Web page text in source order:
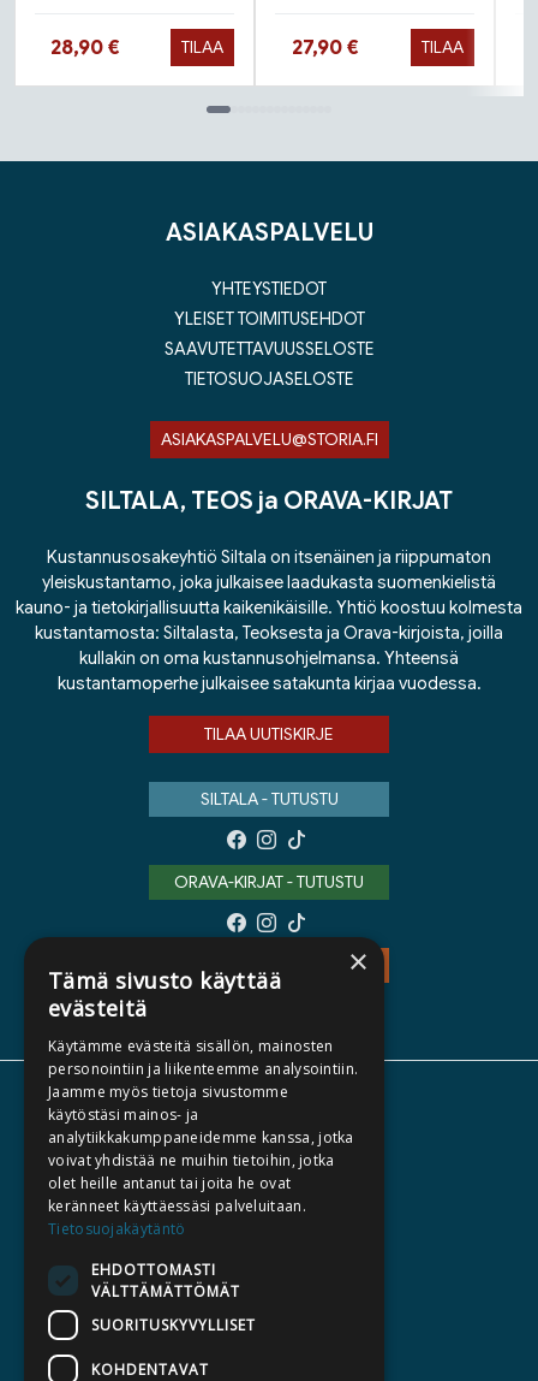
Hinta nyt
28,90 € TILAA Hinta nyt
27,90 € TILAA
ASIAKASPALVELU
YHTEYSTIEDOT
YLEISET TOIMITUSEHDOT
SAAVUTETTAVUUSSELOSTE
TIETOSUOJASELOSTE
ASIAKASPALVELU@STORIA.FI
SILTALA, TEOS ja ORAVA-KIRJAT
Kustannusosakeyhtiö Siltala on itsenäinen ja riippumaton
yleiskustantamo, joka julkaisee laadukasta suomenkielistä
kauno- ja tietokirjallisuutta kaikenikäisille. Yhtiö koostuu kolmesta
kustantamosta: Siltalasta, Teoksesta ja Orava-kirjoista, joilla
kullakin on oma kustannusohjelmansa. Yhteensä
kustantamoperhe julkaisee satakunta kirjaa vuodessa.
TILAA UUTISKIRJE
SILTALA - TUTUSTU
ORAVA-KIRJAT - TUTUSTU
TIETOA MEISTÄ
TEKIJÄT
KATALOGIT
AJANKOHTAISTA
HALUATKO KIRJAILIJAKSI
×
Tämä sivusto käyttää
evästeitä
Käytämme evästeitä sisällön, mainosten
personointiin ja liikenteemme analysointiin.
Jaamme myös tietoja sivustomme
käytöstäsi mainos- ja
analytiikkakumppaneidemme kanssa, jotka
voivat yhdistää ne muihin tietoihin, jotka
olet heille antanut tai joita he ovat
keränneet käyttäessäsi palveluitaan.
Tietosuojakäytäntö
EHDOTTOMASTI
VÄLTTÄMÄTTÖMÄT
SUORITUSKYVYLLISET
KOHDENTAVAT